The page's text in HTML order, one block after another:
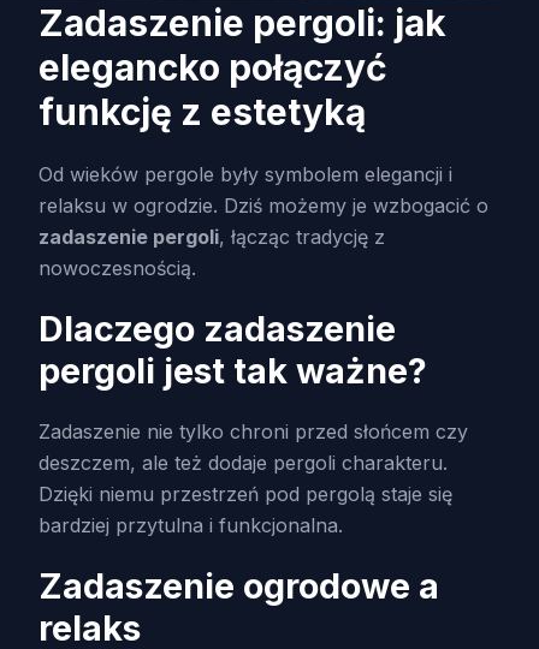
Zadaszenie pergoli: jak
elegancko połączyć
funkcję z estetyką
Od wieków pergole były symbolem elegancji i
relaksu w ogrodzie. Dziś możemy je wzbogacić o
zadaszenie pergoli, łącząc tradycję z
nowoczesnością.
Dlaczego zadaszenie
pergoli jest tak ważne?
Zadaszenie nie tylko chroni przed słońcem czy
deszczem, ale też dodaje pergoli charakteru.
Dzięki niemu przestrzeń pod pergolą staje się
bardziej przytulna i funkcjonalna.
Zadaszenie ogrodowe a
relaks